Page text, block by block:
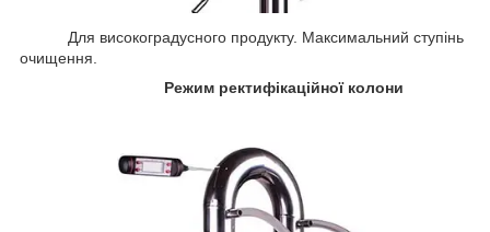
Для високоградусного продукту. Максимальний ступінь
очищення.
Режим ректифікаційної колони